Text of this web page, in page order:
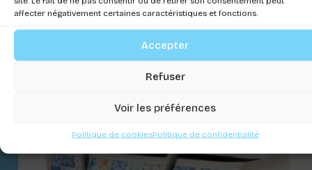
affecter négativement certaines caractéristiques et fonctions.
Accepter
Refuser
Voir les préférences
Politique de cookiesPolitique de confidentialité
Connectez-vous pour voir les prix